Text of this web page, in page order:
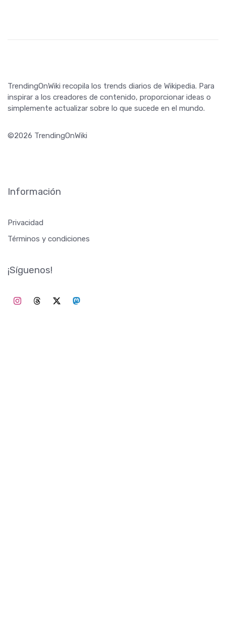
TrendingOnWiki recopila los trends diarios de Wikipedia. Para
inspirar a los creadores de contenido, proporcionar ideas o
simplemente actualizar sobre lo que sucede en el mundo.
©2026 TrendingOnWiki
Información
Privacidad
Términos y condiciones
¡Síguenos!